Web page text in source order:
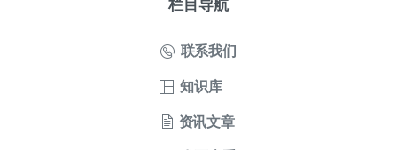
栏目导航
联系我们
知识库
资讯文章